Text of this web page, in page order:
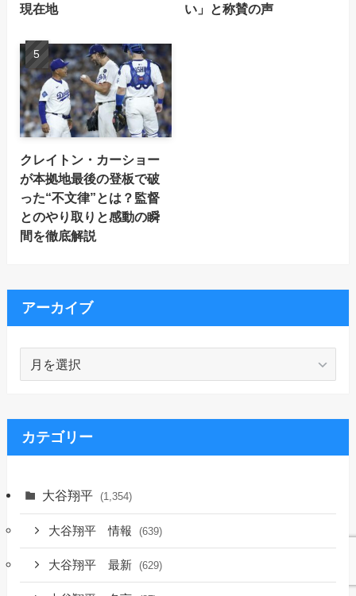
現在地
い」と称賛の声
クレイトン・カーショー
が本拠地最後の登板で破
った“不文律”とは？監督
とのやり取りと感動の瞬
間を徹底解説
アーカイブ
イ
ブ
カテゴリー
大谷翔平 (1,354)
大谷翔平 情報 (639)
大谷翔平 最新 (629)